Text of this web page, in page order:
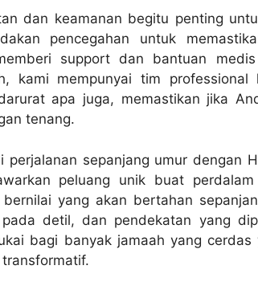
dan keamanan begitu penting
pencegahan untuk
support dan bantuan
kami mempunyai tim
apa juga, memastikan jika
tenang.
perjalanan sepanjang umur dengan
peluang unik buat
bernilai yang akan bertahan
detil, dan pendekatan yang
bagi banyak jamaah yang